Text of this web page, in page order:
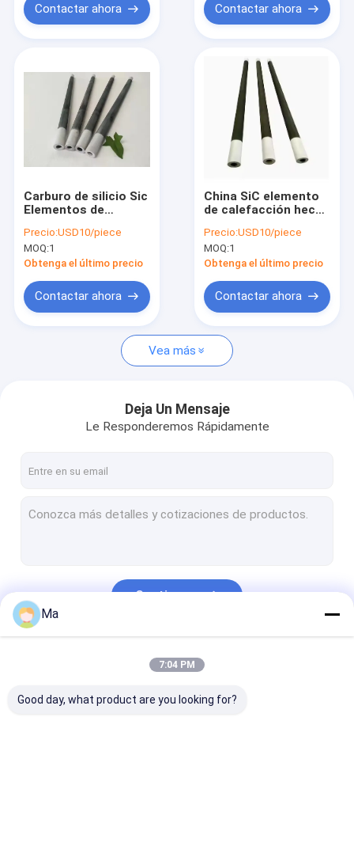
Productos
Sobre nosotros
Viaje de la fábrica
Noticias
Casos
Elementos sic de calefacción
Piezas de cerámica industriales
Nitruro de boro de cerámica
Piezas de cerámica del alúmina
cerámica del carburo de silicio
Contactar ahora Contactar ahora
Carburo de silicio Sic
Elementos de
Industrial Resistente
al nitrógeno Rodas
de carburo de silicio
calefacción
Precio:USD10/piece
MOQ:1
Obtenga el último precio
Contactar ahora
China SiC elemento
de calefacción hecho
de alta pureza
tamaño hecho a
medida
Precio:USD10/piece
MOQ:1
Obtenga el último precio
Contactar ahora
Vea más
Deja Un Mensaje
Le Responderemos Rápidamente
Continuar
Nuestras Categorías
Ma
7:04 PM
Good day, what product are you looking for?